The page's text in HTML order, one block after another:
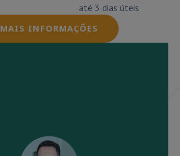
até 3 dias úteis
MAIS INFORMAÇÕES